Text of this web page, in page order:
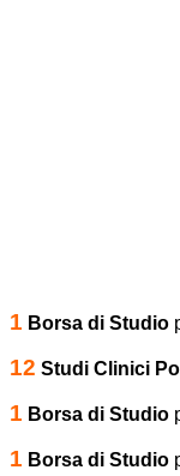
1 Borsa di Studio
12 Studi Clinici
1 Borsa di Studio
1 Borsa di Studio